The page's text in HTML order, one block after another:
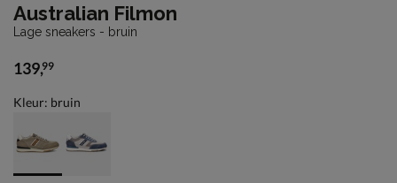
Australian Filmon
Lage sneakers - bruin
€ 139,99
139,99
Kleur: bruin